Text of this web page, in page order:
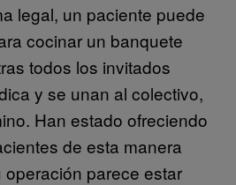
legal, un paciente puede
cocinar un banquete
todos los invitados
y se unan al colectivo,
Han estado ofreciendo
de esta manera
parece estar